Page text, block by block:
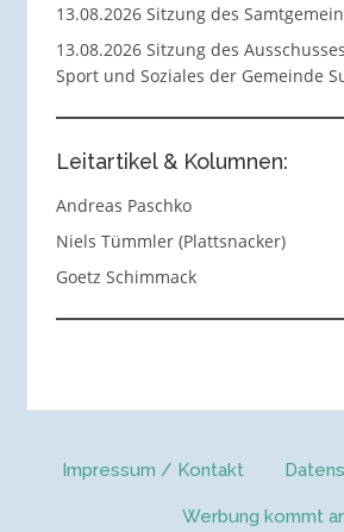
13.08.2026 Sitzung des
13.08.2026 Sitzung des
Sport und Soziales der Gemeinde
Leitartikel & Kolumnen:
Andreas Paschko
Niels Tümmler (Plattsnacker)
Goetz Schimmack
Impressum / Kontakt
Werbung kommt